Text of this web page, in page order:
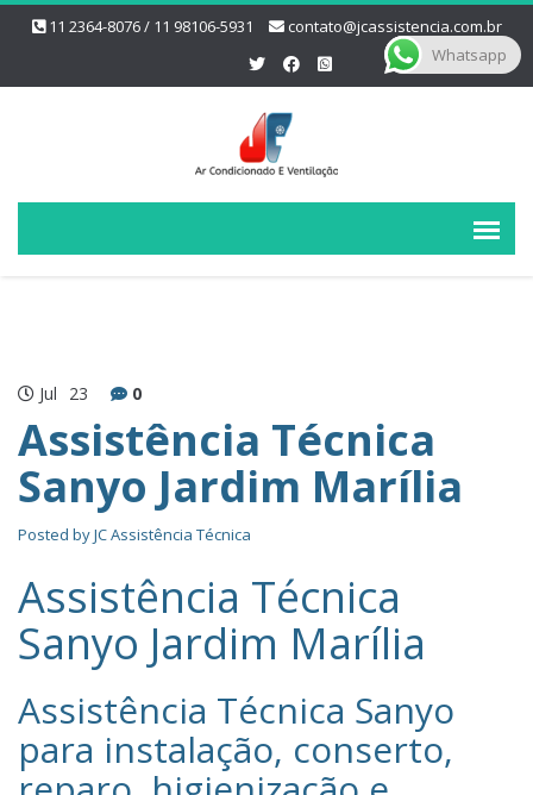
11 2364-8076 / 11 98106-5931 contato@jcassistencia.com.br
Jul 23 0
Assistência Técnica
Sanyo Jardim Marília
Posted byJC Assistência Técnica
Assistência Técnica
Sanyo Jardim Marília
Assistência Técnica Sanyo‎
para instalação, conserto,
Whatsapp